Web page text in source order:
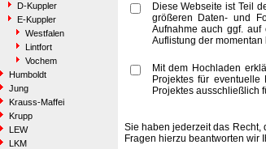
D-Kuppler
E-Kuppler
Westfalen
Lintfort
Vochem
Humboldt
Jung
Krauss-Maffei
Krupp
LEW
LKM
Diese Webseite ist Teil
größeren Daten- und
Aufnahme auch ggf.
Auflistung der
Mit dem Hochladen
Projektes für
Projektes ausschließlich
Sie haben jederzeit das Recht,
Fragen hierzu beantworten wir